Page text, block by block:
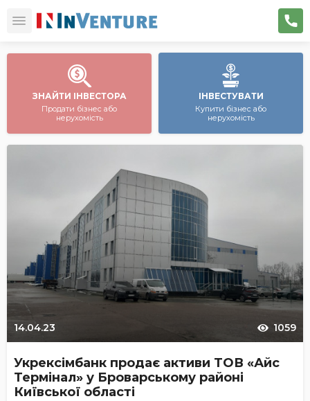
ЗНАЙТИ ІНВЕСТОРА
Продати бізнес або
нерухомість
ІНВЕСТУВАТИ
Купити бізнес або
нерухомість
14.04.23 1059
Укрексімбанк продає активи ТОВ «Айс
Термінал» у Броварському районі
Київської області